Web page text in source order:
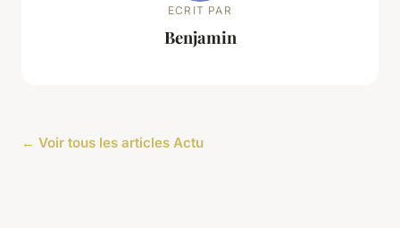
ECRIT PAR
Benjamin
← Voir tous les articles Actu